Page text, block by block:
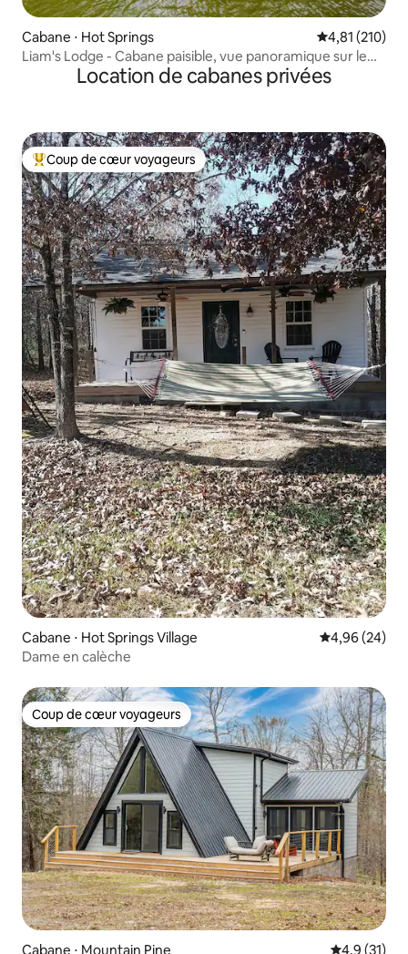
Cabane ⋅ Hot Springs Évaluation
4,81 (210)
Liam's Lodge - Cabane paisible, vue panoramique sur le
Location de cabanes privées
Coups de cœur voyageurs les plus appréciés
Coup de cœur voyageurs
Cabane ⋅ Hot Springs Village Évaluation
4,96 (24)
Dame en calèche
Coup de cœur voyageurs
Coup de cœur voyageurs
Cabane ⋅ Mountain Pine Évaluation
4,9 (31)